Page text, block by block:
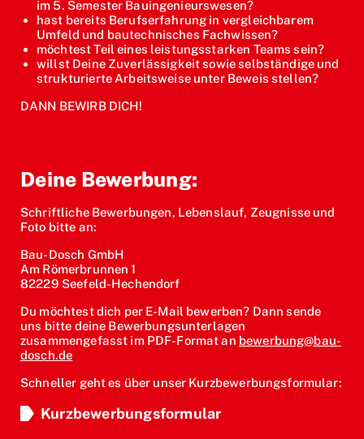
im 5. Semester Bauingenieurswesen?
hast bereits Berufserfahrung in vergleichbarem
Umfeld und bautechnisches Fachwissen?
möchtest Teil eines leistungsstarken Teams sein?
willst Deine Zuverlässigkeit sowie selbständige und
strukturierte Arbeitsweise unter Beweis stellen?
DANN BEWIRB DICH!
Deine Bewerbung:
Schriftliche Bewerbungen, Lebenslauf, Zeugnisse und
Foto bitte an:
Bau-Dosch GmbH
Am Römerbrunnen 1
82229 Seefeld-Hechendorf
Du möchtest dich per E-Mail bewerben? Dann sende
uns bitte deine Bewerbungsunterlagen
zusammengefasst im PDF-Format an bewerbung@bau-
dosch.de
Schneller geht es über unser Kurzbewerbungsformular:
Kurzbewerbungsformular